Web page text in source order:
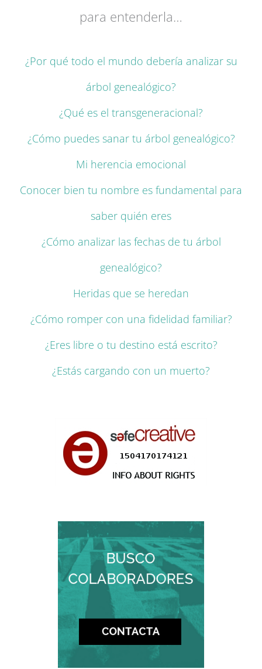
para entenderla…
¿Por qué todo el mundo debería analizar su
árbol genealógico?
¿Qué es el transgeneracional?
¿Cómo puedes sanar tu árbol genealógico?
Mi herencia emocional
Conocer bien tu nombre es fundamental para
saber quién eres
¿Cómo analizar las fechas de tu árbol
genealógico?
Heridas que se heredan
¿Cómo romper con una fidelidad familiar?
¿Eres libre o tu destino está escrito?
¿Estás cargando con un muerto?